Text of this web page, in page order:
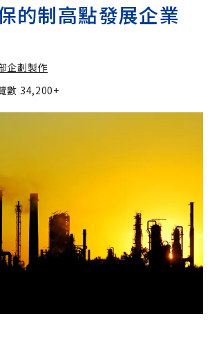
的制高點發展企業
企劃製作
數 34,200+